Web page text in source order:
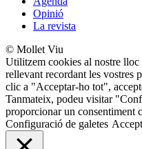
Opinió
La revista
© Mollet Viu
Utilitzem cookies al nostre
rellevant recordant les vostres
clic a "Acceptar-ho tot",
Tanmateix, podeu visitar
proporcionar un consentiment
Configuració de galetes